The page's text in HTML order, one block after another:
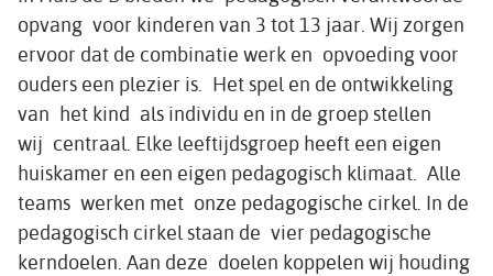
opvang voor kinderen van 3 tot 13 jaar. Wij zorgen
ervoor dat de combinatie werk en opvoeding voor
ouders een plezier is. Het spel en de ontwikkeling
van het kind als individu en in de groep stellen
wij centraal. Elke leeftijdsgroep heeft een eigen
huiskamer en een eigen pedagogisch klimaat. Alle
teams werken met onze pedagogische cirkel. In de
pedagogisch cirkel staan de vier pedagogische
kerndoelen. Aan deze doelen koppelen wij houding